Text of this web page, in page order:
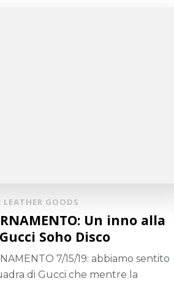
LEATHER GOODS
Un inno alla
Soho Disco
7/15/19: abbiamo sentito
di Gucci che mentre la